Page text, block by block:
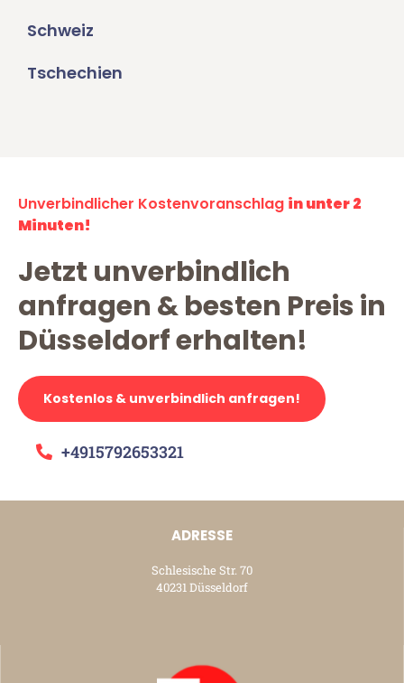
Schweiz
Tschechien
Unverbindlicher Kostenvoranschlag in unter 2
Minuten!
Jetzt unverbindlich
anfragen & besten Preis in
Düsseldorf erhalten!
Kostenlos & unverbindlich anfragen!
+4915792653321
ADRESSE
Schlesische Str. 70
40231 Düsseldorf